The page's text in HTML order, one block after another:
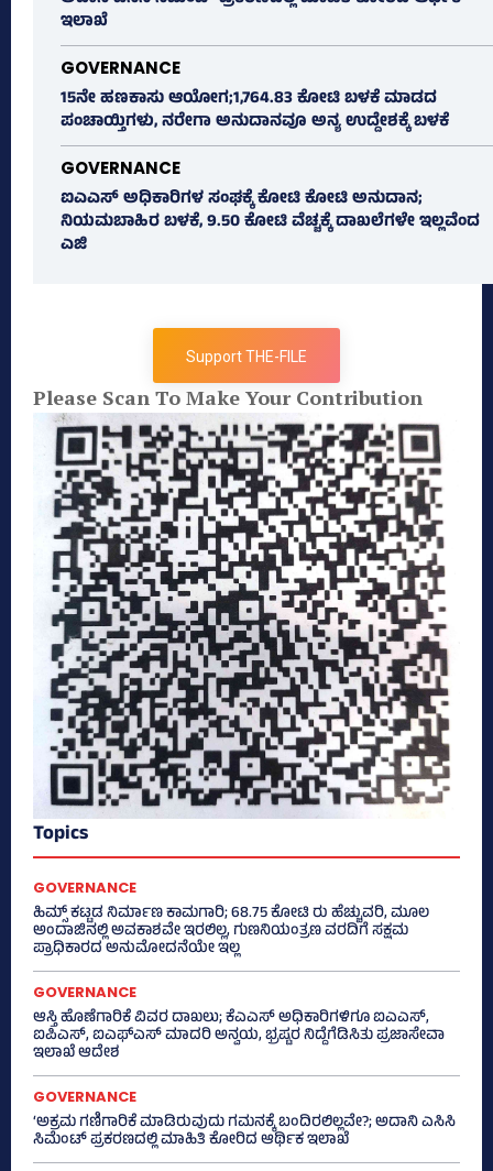
ಇಲಾಖೆ
GOVERNANCE
15ನೇ ಹಣಕಾಸು ಆಯೋಗ;1,764.83 ಕೋಟಿ ಬಳಕೆ ಮಾಡದ
ಪಂಚಾಯ್ತಿಗಳು, ನರೇಗಾ ಅನುದಾನವೂ ಅನ್ಯ ಉದ್ದೇಶಕ್ಕೆ ಬಳಕೆ
GOVERNANCE
ಐಎಎಸ್‌ ಅಧಿಕಾರಿಗಳ ಸಂಘಕ್ಕೆ ಕೋಟಿ ಕೋಟಿ ಅನುದಾನ;
ನಿಯಮಬಾಹಿರ ಬಳಕೆ, 9.50 ಕೋಟಿ ವೆಚ್ಚಕ್ಕೆ ದಾಖಲೆಗಳೇ ಇಲ್ಲವೆಂದ
ಎಜಿ
Support THE-FILE
Please Scan To Make Your Contribution
Topics
GOVERNANCE
ಹಿಮ್ಸ್‌ ಕಟ್ಟಡ ನಿರ್ಮಾಣ ಕಾಮಗಾರಿ; 68.75 ಕೋಟಿ ರು ಹೆಚ್ಚುವರಿ, ಮೂಲ
ಅಂದಾಜಿನಲ್ಲಿ ಅವಕಾಶವೇ ಇರಲಿಲ್ಲ, ಗುಣನಿಯಂತ್ರಣ ವರದಿಗೆ ಸಕ್ಷಮ
ಪ್ರಾಧಿಕಾರದ ಅನುಮೋದನೆಯೇ ಇಲ್ಲ
GOVERNANCE
ಆಸ್ತಿ ಹೊಣೆಗಾರಿಕೆ ವಿವರ ದಾಖಲು; ಕೆಎಎಸ್ ಅಧಿಕಾರಿಗಳಿಗೂ ಐಎಎಸ್‌,
ಐಪಿಎಸ್‌, ಐಎಫ್‌ಎಸ್‌ ಮಾದರಿ ಅನ್ವಯ, ಭ್ರಷ್ಟರ ನಿದ್ದೆಗೆಡಿಸಿತು ಪ್ರಜಾಸೇವಾ
ಇಲಾಖೆ ಆದೇಶ
GOVERNANCE
‘ಅಕ್ರಮ ಗಣಿಗಾರಿಕೆ ಮಾಡಿರುವುದು ಗಮನಕ್ಕೆ ಬಂದಿರಲಿಲ್ಲವೇ?; ಅದಾನಿ ಎಸಿಸಿ
ಸಿಮೆಂಟ್ ಪ್ರಕರಣದಲ್ಲಿ ಮಾಹಿತಿ ಕೋರಿದ ಆರ್ಥಿಕ ಇಲಾಖೆ